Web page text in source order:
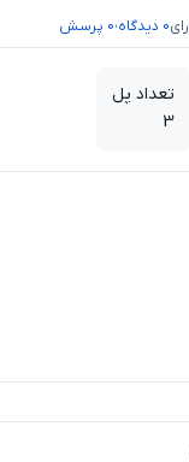
رای0 دیدگاه،0 پرسش
تعداد پل
3